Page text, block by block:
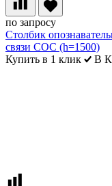
по запросу
Столбик
связи СОС (h=1500)
Купить в 1 клик
В